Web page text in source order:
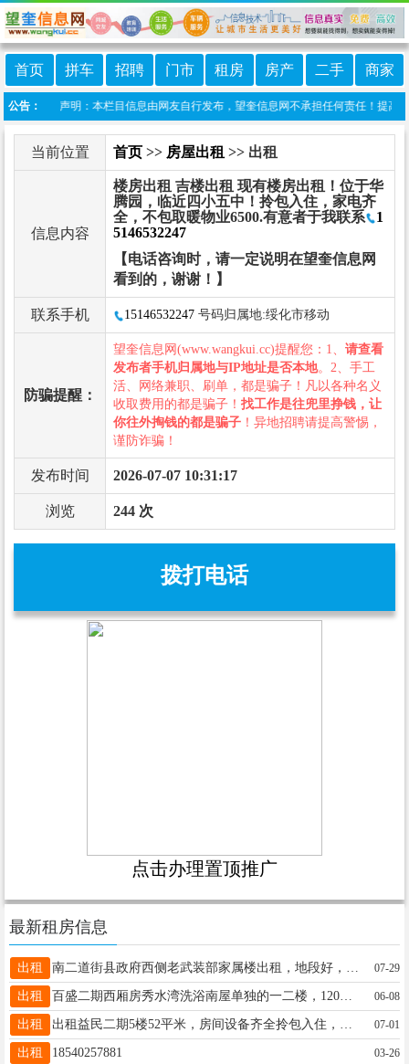
首页 拼车 招聘 门市 租房 房产 二手 商家
公告：
港 免责声明：本栏目信息由网友自行发布，望奎信息网不承担任何责任！提高
当前位置 首页 >> 房屋出租 >> 出租
信息内容
楼房出租 吉楼出租 现有楼房出租！位于华
腾园，临近四小五中！拎包入住，家电齐
全，不包取暖物业6500.有意者于我联系
1
5146532247
【电话咨询时，请一定说明在望奎信息网
看到的，谢谢！】
联系手机 15146532247 号码归属地:绥化市移动
防骗提醒：
望奎信息网(www.wangkui.cc)提醒您：1、 请查看
发布者手机归属地与IP地址是否本地。2、手工
活、网络兼职、刷单，都是骗子！凡以各种名义
收取费用的都是骗子！ 找工作是往兜里挣钱，让
你往外掏钱的都是骗子 ！异地招聘请提高警惕，
谨防诈骗！
发布时间 2026-07-07 10:31:17
浏览 244 次
拨打电话
点击办理置顶推广
最新租房信息
出租 07-29
出租 百盛二期西厢房秀水湾洗浴南屋单独的一二楼，120平，宽5米，长12米，中间无柱子，出租出卖 13846765642 06-08
出租 07-01
出租 18540257881 03-26